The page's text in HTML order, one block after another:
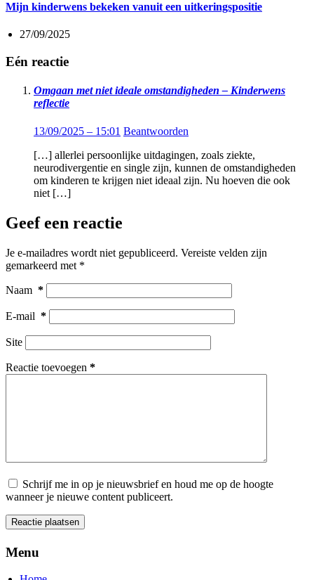
Mijn kinderwens bekeken vanuit een uitkeringspositie
27/09/2025
Eén reactie
Omgaan met niet ideale omstandigheden – Kinderwens
reflectie
13/09/2025 – 15:01 Beantwoorden
[…] allerlei persoonlijke uitdagingen, zoals ziekte,
neurodivergentie en single zijn, kunnen de omstandigheden
om kinderen te krijgen niet ideaal zijn. Nu hoeven die ook
niet […]
Geef een reactie
Je e-mailadres wordt niet gepubliceerd. Vereiste velden zijn
gemarkeerd met *
Naam *
E-mail *
Site
Reactie toevoegen *
Schrijf me in op je nieuwsbrief en houd me op de hoogte
wanneer je nieuwe content publiceert.
Reactie plaatsen
Menu